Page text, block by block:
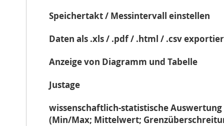
Speichertakt / Messintervall einstellen
Daten als .xls / .pdf / .html / .csv
Anzeige von Diagramm und Tabelle
Justage
wissenschaftlich-statistische Auswertung
(Min/Max; Mittelwert;